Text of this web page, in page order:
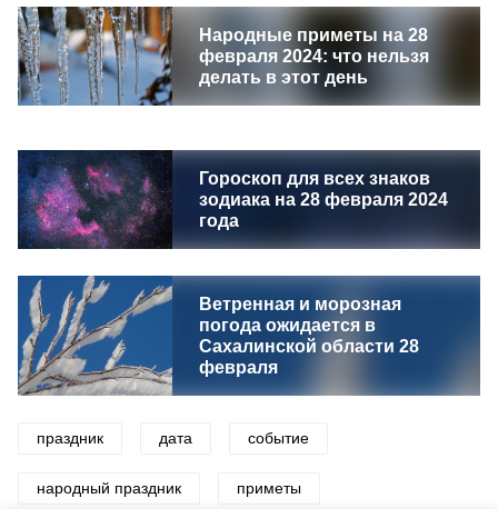
Народные приметы на 28
февраля 2024: что нельзя
делать в этот день
Гороскоп для всех знаков
зодиака на 28 февраля 2024
года
Ветренная и морозная
погода ожидается в
Сахалинской области 28
февраля
праздник дата событие
народный праздник приметы